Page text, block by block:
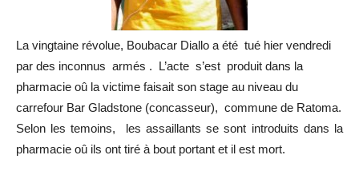
La vingtaine révolue, Boubacar Diallo a été tué hier vendredi
par des inconnus armés . L’acte s’est produit dans la
pharmacie oû la victime faisait son stage au niveau du
carrefour Bar Gladstone (concasseur), commune de Ratoma.
Selon les temoins, les assaillants se sont introduits dans la
pharmacie oû ils ont tiré à bout portant et il est mort.